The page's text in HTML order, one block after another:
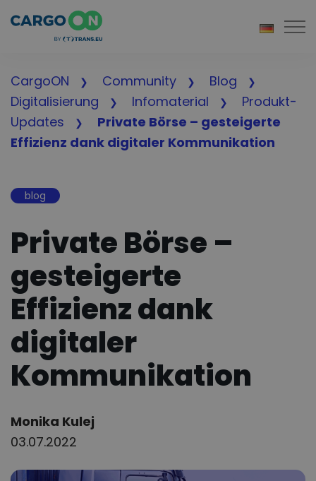
CargoON Community
Blog
Digitalisierung
Infomaterial
Produkt-
Updates
Private Börse – gesteigerte
Effizienz dank digitaler Kommunikation
blog
Private Börse –
gesteigerte
Effizienz dank
digitaler
Kommunikation
Author:
Monika Kulej
03.07.2022